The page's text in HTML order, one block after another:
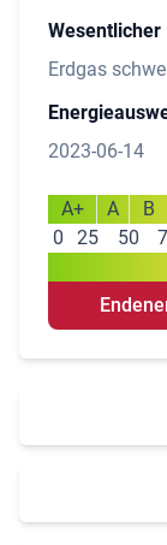
Erdgas
2023-06-14
A+ A B
0
25 50